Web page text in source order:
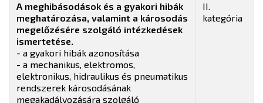
A meghibásodások és a gyakori hibák
meghatározása, valamint a károsodás
megelőzésére szolgáló intézkedések
ismertetése.
- a gyakori hibák azonosítása
- a mechanikus, elektromos,
elektronikus, hidraulikus és pneumatikus
rendszerek károsodásának
megakadályozására szolgáló
II.
kategória